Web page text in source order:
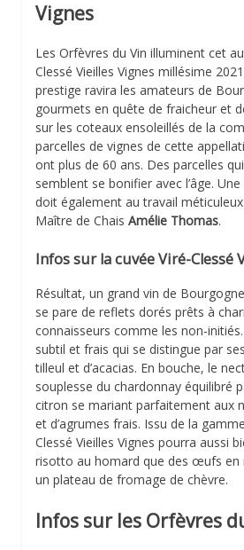
Vignes
Les Orfèvres du Vin illuminent cet
Clessé Vieilles Vignes millésime
prestige ravira les amateurs de
gourmets en quête de fraicheur et
sur les coteaux ensoleillés de la
parcelles de vignes de cette
ont plus de 60 ans. Des parcelles
semblent se bonifier avec l’âge. Une
doit également au travail
Maître de Chais Amélie Thomas.
Infos sur la cuvée Viré-Clessé
Résultat, un grand vin de
se pare de reflets dorés prêts à
connaisseurs comme les non-
subtil et frais qui se distingue par
tilleul et d’acacias. En bouche, le
souplesse du chardonnay équilibré
citron se mariant parfaitement aux
et d’agrumes frais. Issu de la
Clessé Vieilles Vignes pourra aussi
risotto au homard que des œufs en
un plateau de fromage de chèvre.
Infos sur les Orfèvres